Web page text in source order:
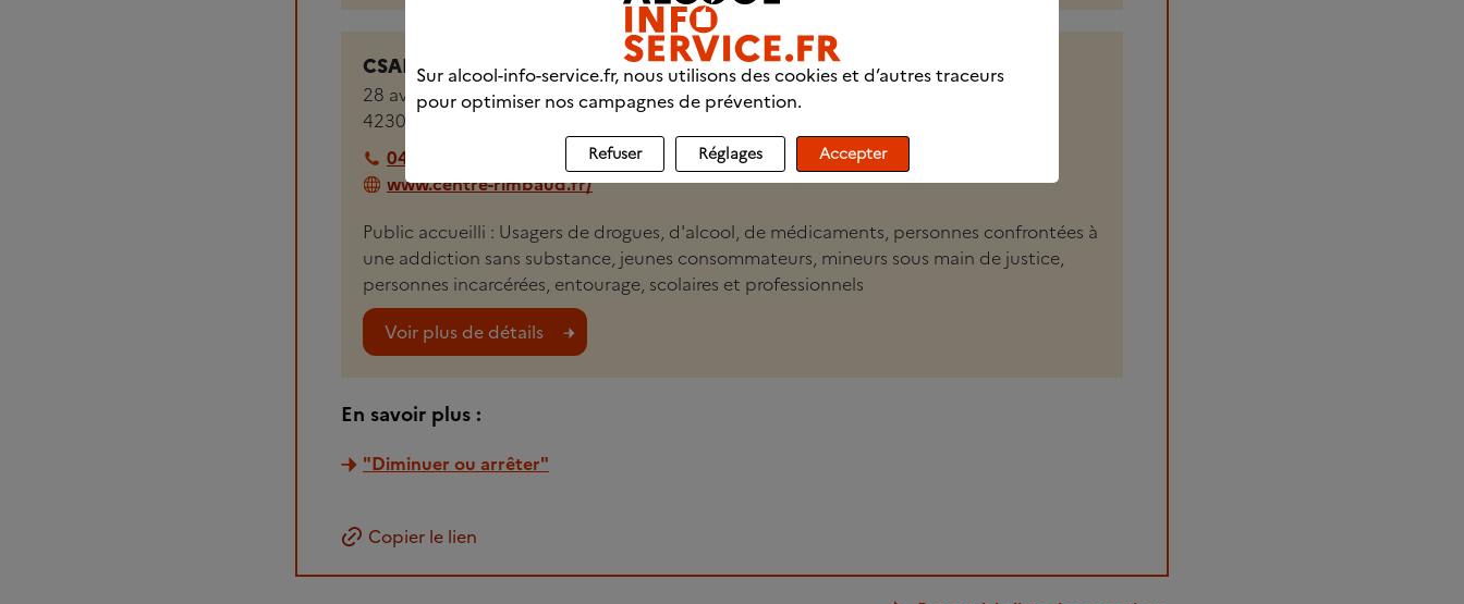
CSAPA - CAARUD - CENTRE RIMBAUD
28 avenue du Grand Marais
42300
ROANNE
04 77 70 11 25
www.centre-rimbaud.fr/
Public accueilli : Usagers de drogues, d'alcool, de médicaments, personnes confrontées à
une addiction sans substance, jeunes consommateurs, mineurs sous main de justice,
personnes incarcérées, entourage, scolaires et professionnels
Voir plus de détails
En savoir plus :
"Diminuer ou arrêter"
Copier le lien
Sur alcool-info-service.fr, nous utilisons des cookies et d’autres traceurs
pour optimiser nos campagnes de prévention.
Refuser Réglages Accepter